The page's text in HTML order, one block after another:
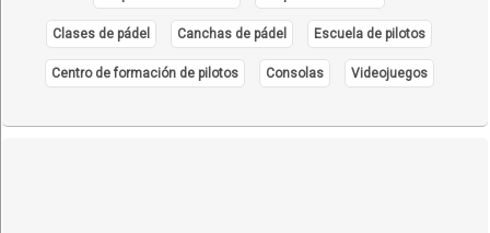
Clases de pádel Canchas de pádel Escuela de pilotos
Centro de formación de pilotos Consolas Videojuegos